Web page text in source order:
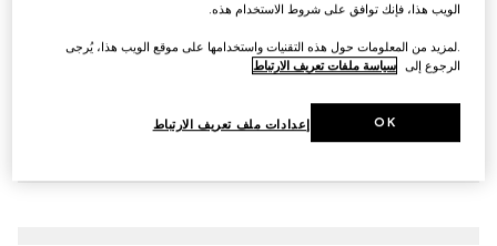
الويب هذا، فإنك توافق على شروط الاستخدام هذه.
.لمزيد من المعلومات حول هذه التقنيات واستخدامها على موقع الويب هذا، يُرجى
الرجوع إلى سياسة ملفات تعريف الارتباط
إعدادات ملف تعريف الارتباط OK